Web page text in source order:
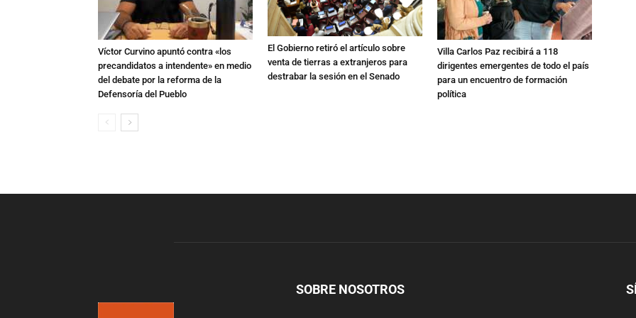
Víctor Curvino apuntó contra «los
precandidatos a intendente» en medio
del debate por la reforma de la
Defensoría del Pueblo
El Gobierno retiró el artículo sobre
venta de tierras a extranjeros para
destrabar la sesión en el Senado
Villa Carlos Paz recibirá a 118
dirigentes emergentes de todo el país
para un encuentro de formación
política
SOBRE NOSOTROS